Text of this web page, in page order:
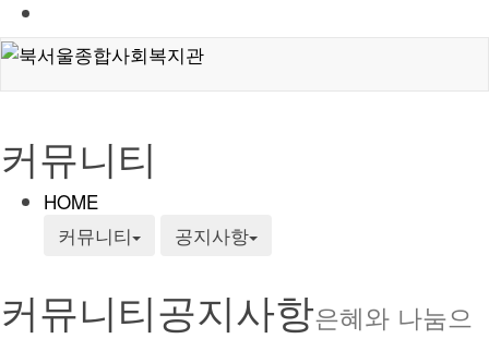
커뮤니티
HOME
커뮤니티
공지사항
커뮤니티공지사항은혜와 나눔으